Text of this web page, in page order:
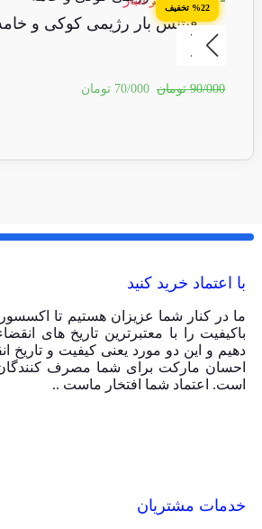
%22 تخفیف
فیتنس بار رژیمی کوکی و
90/000 تومان 70/000 تومان
با اعتماد خرید کنید
ما در کنار شما عزیزان هستیم تا
باکیفیت را با معتبرترین تاریخ های
دهیم و این دو مورد یعنی کیفیت و تاریخ
احسان مارکت برای شما مصرف
است. اعتماد شما افتخار ماست ..
خدمات مشتریان